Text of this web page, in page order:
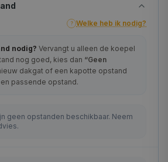
? Welke heb ik nodig?
nodig? Vervangt u alleen de koepel
nog goed, kies dan “Geen
dakgat of een kapotte opstand
passende opstand.
geen opstanden beschikbaar. Neem